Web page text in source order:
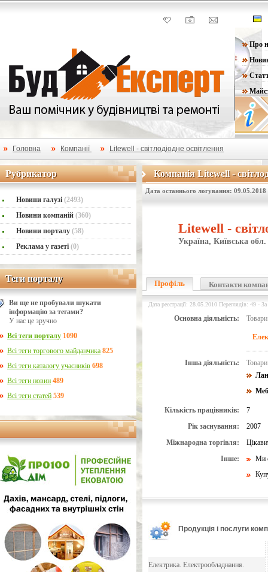
Про
Головна Компанії Litewell - світлодіодне освітлення
Рубрикатор
Рубрикатор
Новини галузі (2493)
Новини компаній (360)
Новини порталу (58)
Реклама у газеті (0)
Теги порталу
Теги порталу
Ви ще не пробували шукати
інформацію за тегами?
У нас це зручно
Всі теги порталу 1090
Всі теги торгового майданчика 825
Всі теги каталогу учасників 698
Всі теги новин 489
Всі теги статей 539
Компанія Litewell -
Компанія Litewell -
Дата останнього логування: 09.05.2018
Litewell -
Україна, Київська обл.
Профіль Контакти
Дата реєстрації: 28.05.2010 Переглядів: 49 -
Основна діяльність:
Інша діяльність:
Кількість працівників:
7
Рік заснування:
2007
Міжнародна торгівля:
Інше:
Ми
Продукція і послуги
Електрика. Електрообладнання.